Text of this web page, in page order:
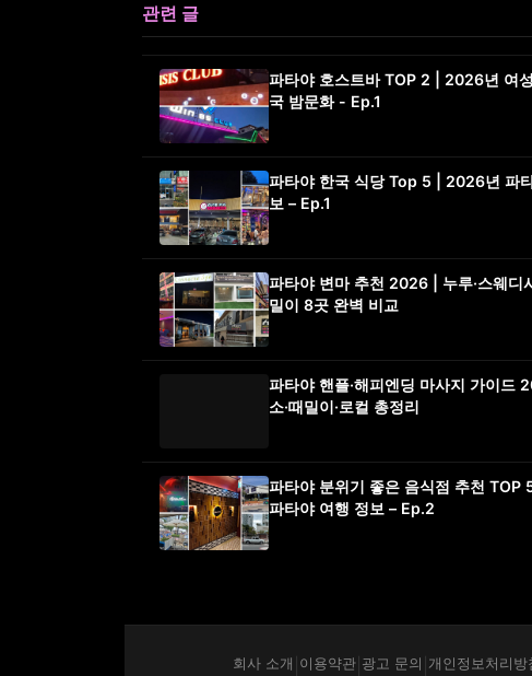
관련 글
파타야 호스트바 TOP 2 | 2026년 여
국 밤문화 - Ep.1
파타야 한국 식당 Top 5 | 2026년 파
보 – Ep.1
파타야 변마 추천 2026 | 누루·스웨디
밀이 8곳 완벽 비교
파타야 핸플·해피엔딩 마사지 가이드
소·때밀이·로컬 총정리
파타야 분위기 좋은 음식점 추천 TOP
파타야 여행 정보 – Ep.2
회사 소개 이용약관| 광고 문의 개인정보처리방